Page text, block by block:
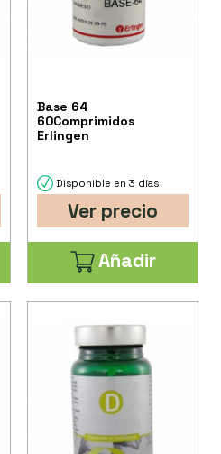
Base 64
60Comprimidos
Erlingen
Disponible en 3 días
Ver precio
Añadir